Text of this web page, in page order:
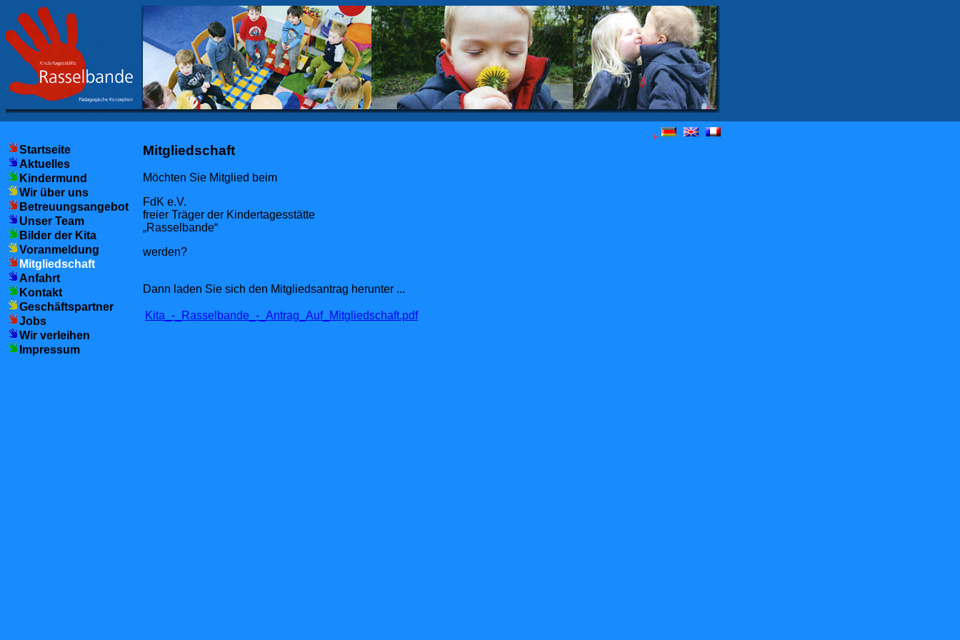
Startseite
Aktuelles
Kindermund
Wir über uns
Betreuungsangebot
Unser Team
Bilder der Kita
Voranmeldung
Mitgliedschaft
Anfahrt
Kontakt
Geschäftspartner
Jobs
Wir verleihen
Impressum
Mitgliedschaft
Möchten Sie Mitglied beim
FdK e.V.
freier Träger der Kindertagesstätte
„Rasselbande“
werden?
Dann laden Sie sich den Mitgliedsantrag herunter ...
Kita_-_Rasselbande_-_Antrag_Auf_Mitgliedschaft.pdf